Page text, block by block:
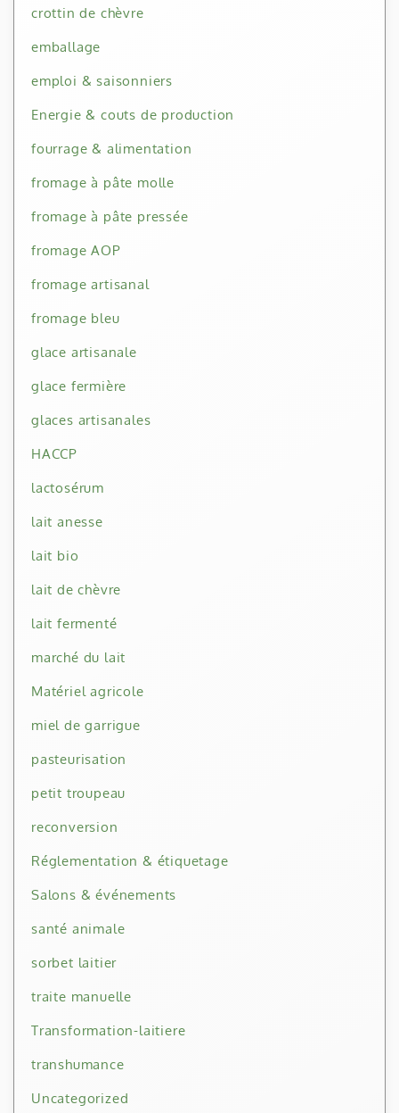
crottin de chèvre
emballage
emploi & saisonniers
Energie & couts de production
fourrage & alimentation
fromage à pâte molle
fromage à pâte pressée
fromage AOP
fromage artisanal
fromage bleu
glace artisanale
glace fermière
glaces artisanales
HACCP
lactosérum
lait anesse
lait bio
lait de chèvre
lait fermenté
marché du lait
Matériel agricole
miel de garrigue
pasteurisation
petit troupeau
reconversion
Réglementation & étiquetage
Salons & événements
santé animale
sorbet laitier
traite manuelle
Transformation-laitiere
transhumance
Uncategorized